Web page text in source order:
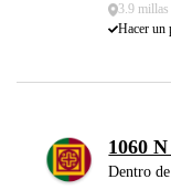
3.9 millas
Hacer un
1060
Dentro